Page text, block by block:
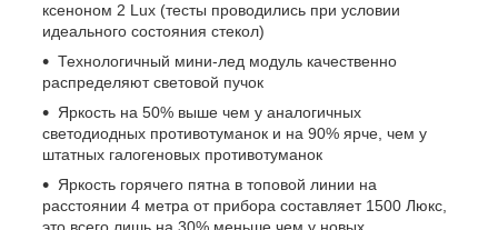
ксеноном 2 Lux (тесты проводились при условии
идеального состояния стекол)
Технологичный мини-лед модуль качественно
распределяют световой пучок
Яркость на 50% выше чем у аналогичных
светодиодных противотуманок и на 90% ярче, чем у
штатных галогеновых противотуманок
Яркость горячего пятна в топовой линии на
расстоянии 4 метра от прибора составляет 1500 Люкс,